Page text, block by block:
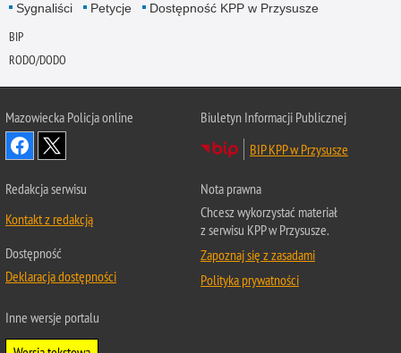
Sygnaliści
Petycje Dostępność KPP w Przysusze
BIP
RODO/DODO
Mazowiecka Policja online
Biuletyn Informacji Publicznej
BIP KPP w Przysusze
Redakcja serwisu
Kontakt z redakcją
Dostępność
Deklaracja dostępności
Nota prawna
Chcesz wykorzystać materiał
z serwisu KPP w Przysusze.
Zapoznaj się z zasadami
Polityka prywatności
Inne wersje portalu